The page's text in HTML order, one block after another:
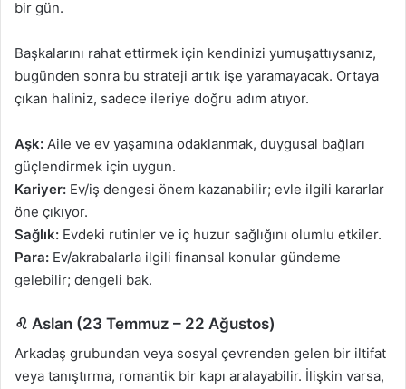
bir gün.
Başkalarını rahat ettirmek için kendinizi yumuşattıysanız,
bugünden sonra bu strateji artık işe yaramayacak. Ortaya
çıkan haliniz, sadece ileriye doğru adım atıyor.
Aşk: Aile ve ev yaşamına odaklanmak, duygusal bağları
güçlendirmek için uygun.
Kariyer: Ev/iş dengesi önem kazanabilir; evle ilgili kararlar
öne çıkıyor.
Sağlık: Evdeki rutinler ve iç huzur sağlığını olumlu etkiler.
Para: Ev/akrabalarla ilgili finansal konular gündeme
gelebilir; dengeli bak.
♌ Aslan (23 Temmuz – 22 Ağustos)
Arkadaş grubundan veya sosyal çevrenden gelen bir iltifat
veya tanıştırma, romantik bir kapı aralayabilir. İlişkin varsa,